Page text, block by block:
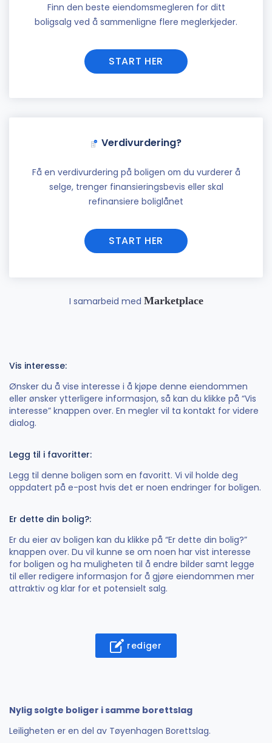
Finn den beste eiendomsmegleren for ditt
boligsalg ved å sammenligne flere meglerkjeder.
START HER
Verdivurdering?
Få en verdivurdering på boligen om du vurderer å
selge, trenger finansieringsbevis eller skal
refinansiere boliglånet
START HER
I samarbeid med Marketplace
Vis interesse:
Ønsker du å vise interesse i å kjøpe denne eiendommen
eller ønsker ytterligere informasjon, så kan du klikke på “Vis
interesse” knappen over. En megler vil ta kontakt for videre
dialog.
Legg til i favoritter:
Legg til denne boligen som en favoritt. Vi vil holde deg
oppdatert på e-post hvis det er noen endringer for boligen.
Er dette din bolig?:
Er du eier av boligen kan du klikke på “Er dette din bolig?”
knappen over. Du vil kunne se om noen har vist interesse
for boligen og ha muligheten til å endre bilder samt legge
til eller redigere informasjon for å gjøre eiendommen mer
attraktiv og klar for et potensielt salg.
rediger
Nylig solgte boliger i samme borettslag
Leiligheten er en del av Tøyenhagen Borettslag.